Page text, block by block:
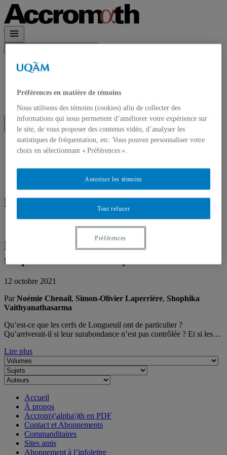
Rechercher :
Accueil
À propos
Contact et Abonnements
Accueil
À propos
Abonnement à l’infolettre
Écrit par Shophika Vaithyanathasarma
Faut-il abattre des cerfs pour réduire le
risque de maladie de Lyme ?
12 octobre 2021
ParNoémie Chenail, Simon-Olivier Laperrière, Shophika
Vaithyanathasarma
Qu’est-ce que les cerfs de Longueuil ont de particulier ?
Qu’arriverait-il si leur surabondance n’est pas contrôlée ? Et si les…
Lire plus
Accueil
À propos
Accrom\(\alpha\)th en PDF
Contact et Abonnements
Commanditaires
Sites amis
Abonnement à l’infolettre
Préférences en matière de témoins
Nous utilisons des témoins (cookies) afin de collecter des
informations qui nous permettent d’améliorer votre expérience sur
le site, de vous proposer des contenus vidéo, d’analyser les
statistiques de fréquentation, etc. Vous pouvez personnaliser votre
choix en sélectionnant « Préférences ».
Tout refuser
Autoriser les témoins
Préférences